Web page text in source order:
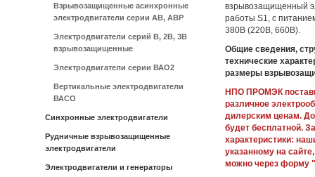
Взрывозащищенные асинхронные
электродвигатели серии АВ, АВР
Электродвигатели серий В, 2В, 3В
взрывозащищенные
Электродвигатели серии ВАО2
Вертикальные электродвигатели
ВАСО
Синхронные электродвигатели
Рудничные взрывозащищенные
электродвигатели
Электродвигатели и генераторы
взрывозащищенный
работы S1, с
380В (220В, 660В).
Общие сведения,
технические
размеры
НПО ПРОМЭК
различное
дилерским ценам.
будет бесплатной.
характеристики:
указанному на
можно через форму